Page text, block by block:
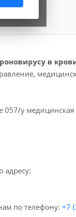
в
у
адресу:
по телефону: +7